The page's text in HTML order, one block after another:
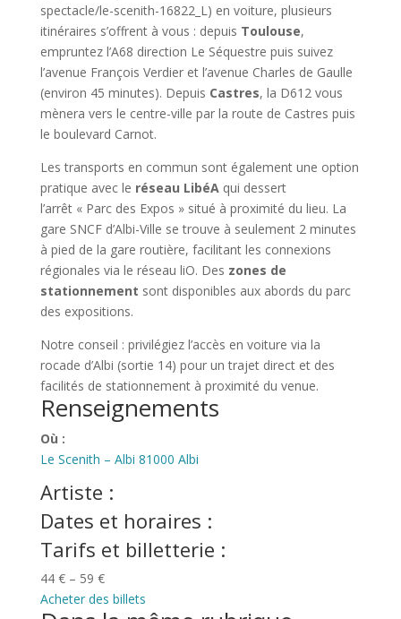
spectacle/le-scenith-16822_L) en voiture, plusieurs
itinéraires s’offrent à vous : depuis Toulouse,
empruntez l’A68 direction Le Séquestre puis suivez
l’avenue François Verdier et l’avenue Charles de Gaulle
(environ 45 minutes). Depuis Castres, la D612 vous
mènera vers le centre-ville par la route de Castres puis
le boulevard Carnot.
Les transports en commun sont également une option
pratique avec le réseau LibéA qui dessert
l’arrêt « Parc des Expos » situé à proximité du lieu. La
gare SNCF d’Albi-Ville se trouve à seulement 2 minutes
à pied de la gare routière, facilitant les connexions
régionales via le réseau liO. Des zones de
stationnement sont disponibles aux abords du parc
des expositions.
Notre conseil : privilégiez l’accès en voiture via la
rocade d’Albi (sortie 14) pour un trajet direct et des
facilités de stationnement à proximité du venue.
Renseignements
Où :
Le Scenith – Albi 81000 Albi
Artiste :
Dates et horaires :
Tarifs et billetterie :
44 € – 59 €
Acheter des billets